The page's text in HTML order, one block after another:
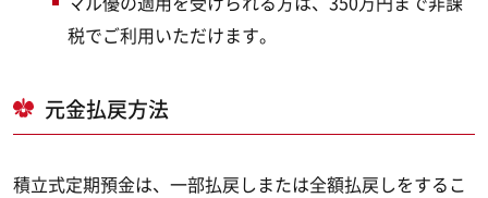
税でご利用いただけます。
元金払戻方法
積立式定期預金は、一部払戻しまたは全額払戻しをするこ